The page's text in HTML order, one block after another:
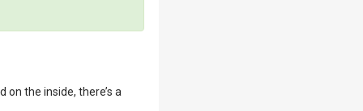
the inside, there’s a